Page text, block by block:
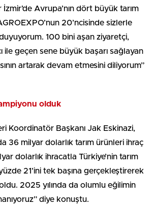
Avrupa’nın dört büyük tarım
20’ncisinde sizlerle
100 bini aşan ziyaretçi,
ile geçen sene büyük başarı sağlayan
artarak devam etmesini diliyorum”
olduk
Koordinatör Başkanı Jak Eskinazi,
36 milyar dolarlık tarım ürünleri ihraç
dolarlık ihracatla Türkiye’nin tarım
21’ini tek başına gerçekleştirerek
2025 yılında da olumlu eğilimin
diye konuştu.